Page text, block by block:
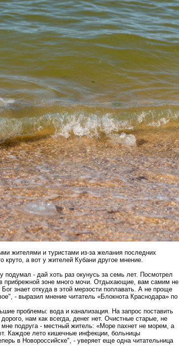
жителями и туристами из-за желания последних
а вот у жителей Кубани другое мнение.
- дай хоть раз окунусь за семь лет. Посмотрел
прибрежной зоне много мочи. Отдыхающие, вам самим не
знает откуда в этой мерзости поплавать. А не проще
- выразил мнение читатель «Блокнота Краснодара» по
проблемы: вода и канализация. На запрос поставить
нам как всегда, денег нет. Очистные старые, не
подруга - местный житель: «Море пахнет не морем, а
Каждое лето кишечные инфекции, больницы
в Новороссийске", - уверяет еще одна читательница